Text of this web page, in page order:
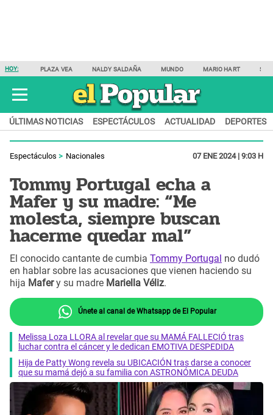
HOY: PLAZA VEA NALDY SALDAÑA MUNDO MARIO HART
ÚLTIMAS NOTICIAS ESPECTÁCULOS ACTUALIDAD DEPORTES
Espectáculos Nacionales 07 ENE 2024 | 9:03 H
Tommy Portugal echa a
Mafer y su madre: “Me
molesta, siempre buscan
hacerme quedar mal”
El conocido cantante de cumbia Tommy Portugal no dudó
en hablar sobre las acusaciones que vienen haciendo su
hija Mafery su madre Mariella Véliz.
Únete al canal de Whatsapp de El Popular
Melissa Loza LLORA al revelar que su MAMÁ FALLECIÓ tras
luchar contra el cáncer y le dedican EMOTIVA DESPEDIDA
Hija de Patty Wong revela su UBICACIÓN tras darse a conocer
que su mamá dejó a su familia con ASTRONÓMICA DEUDA